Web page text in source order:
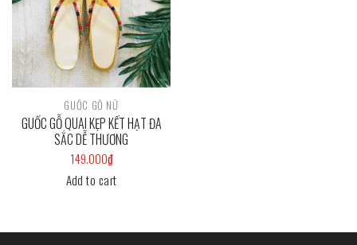
GUỐC GỖ NỮ
GUỐC GỖ QUAI KẸP KẾT HẠT ĐA
SẮC DỄ THƯƠNG
149.000₫
Add to cart